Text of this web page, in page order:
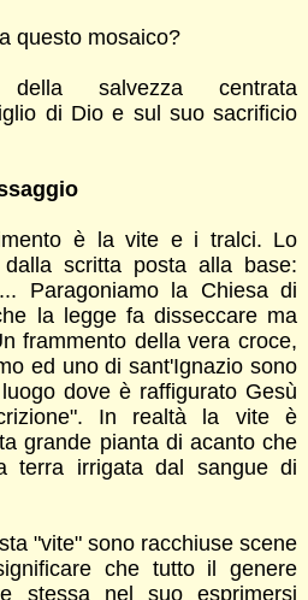
questo mosaico?
salvezza centrata
di Dio e sul suo sacrificio
è la vite e i tralci. Lo
dalla scritta posta alla base:
Paragoniamo la Chiesa di
la legge fa disseccare ma
frammento della vera croce,
ed uno di sant'Ignazio sono
dove è raffigurato Gesù
In realtà la vite è
grande pianta di acanto che
terra irrigata dal sangue di
"vite" sono racchiuse scene
che tutto il genere
stessa nel suo esprimersi